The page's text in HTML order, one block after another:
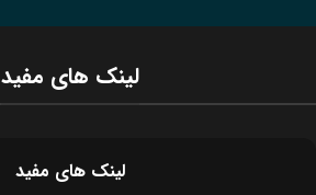
لینک های مفید
لینک های مفید